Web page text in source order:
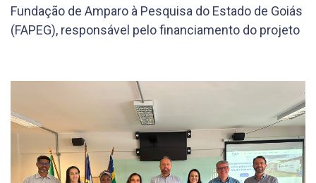
Fundação de Amparo à Pesquisa do Estado de Goiás
(FAPEG), responsável pelo financiamento do projeto